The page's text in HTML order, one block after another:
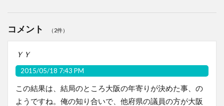
コメント （2件）
ＹＹ
2015/05/18 7:43 PM
この結果は、結局のところ大阪の年寄りが決めた事、の
ようですね。俺の知り合いで、他府県の議員の方が大阪